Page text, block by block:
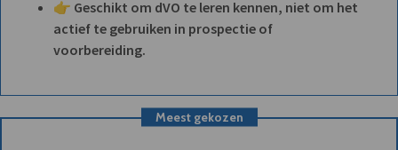
👉 Geschikt om dVO te leren kennen, niet om het
actief te gebruiken in prospectie of
voorbereiding.
Meest gekozen